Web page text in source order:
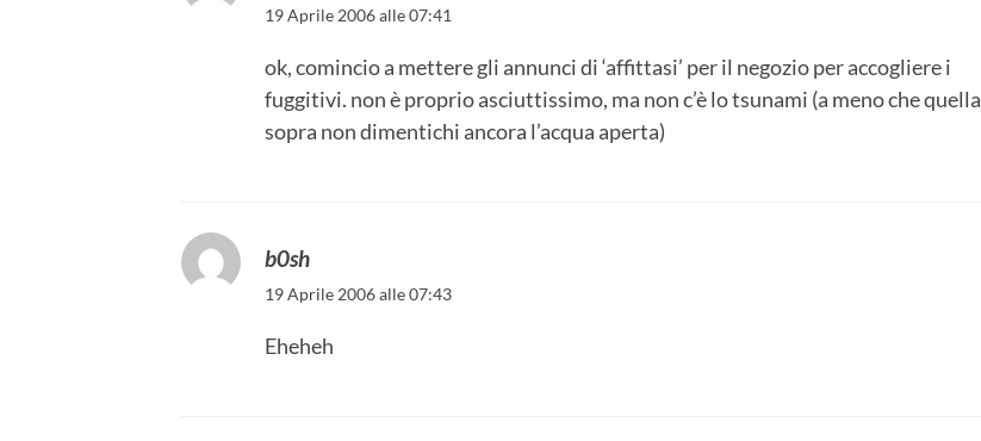
19 Aprile 2006 alle 07:41
ok, comincio a mettere gli annunci di ‘affittasi’ per il negozio per accogliere i
fuggitivi. non è proprio asciuttissimo, ma non c’è lo tsunami (a meno che quella
sopra non dimentichi ancora l’acqua aperta)
b0sh
19 Aprile 2006 alle 07:43
Eheheh